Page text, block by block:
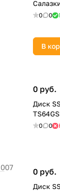
0 0
В
0 руб.
Диск
0 0
0 руб.
Диск